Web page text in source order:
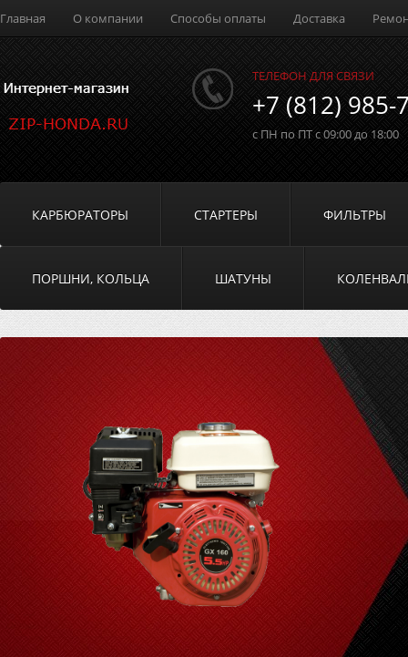
Главная О компании Способы оплаты Доставка
ТЕЛЕФОН ДЛЯ СВЯЗИ
+7 (812) 985-
с ПН по ПТ с 09:00 до 18:00
КАРБЮРАТОРЫ СТАРТЕРЫ ФИЛЬТРЫ
ПОРШНИ, КОЛЬЦА ШАТУНЫ